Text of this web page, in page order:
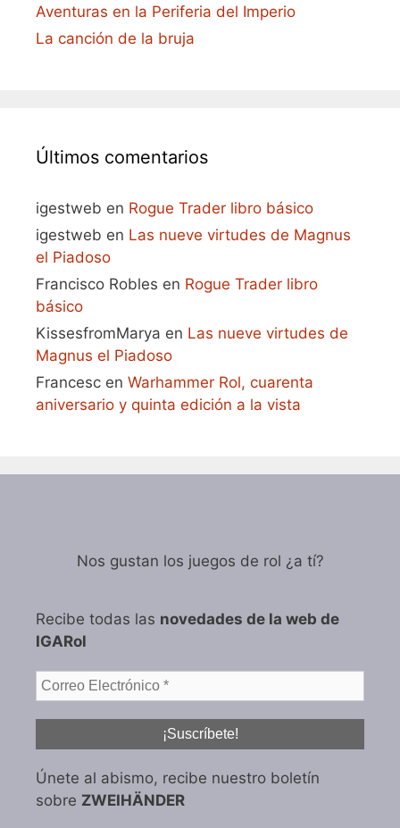
Aventuras en la Periferia del Imperio
La canción de la bruja
Últimos comentarios
igestweb en Rogue Trader libro básico
igestweb en Las nueve virtudes de Magnus
el Piadoso
Francisco Robles en Rogue Trader libro
básico
KissesfromMarya en Las nueve virtudes de
Magnus el Piadoso
Francesc en Warhammer Rol, cuarenta
aniversario y quinta edición a la vista
Nos gustan los juegos de rol ¿a tí?
Recibe todas las novedades de la web de
IGARol
Únete al abismo, recibe nuestro boletín
sobre ZWEIHÄNDER